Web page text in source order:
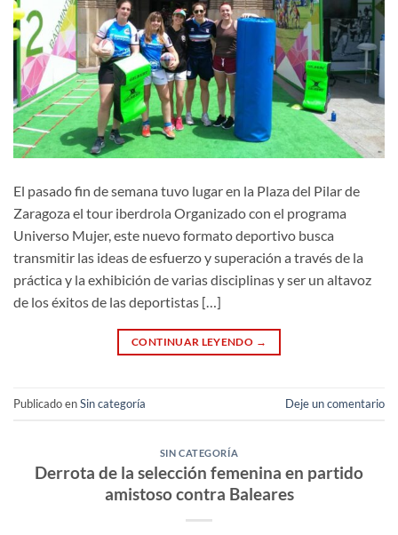
El pasado fin de semana tuvo lugar en la Plaza del Pilar de
Zaragoza el tour iberdrola Organizado con el programa
Universo Mujer, este nuevo formato deportivo busca
transmitir las ideas de esfuerzo y superación a través de la
práctica y la exhibición de varias disciplinas y ser un altavoz
de los éxitos de las deportistas […]
CONTINUAR LEYENDO →
Publicado enSin categoría Deje un comentario
SIN CATEGORÍA
Derrota de la selección femenina en partido
amistoso contra Baleares